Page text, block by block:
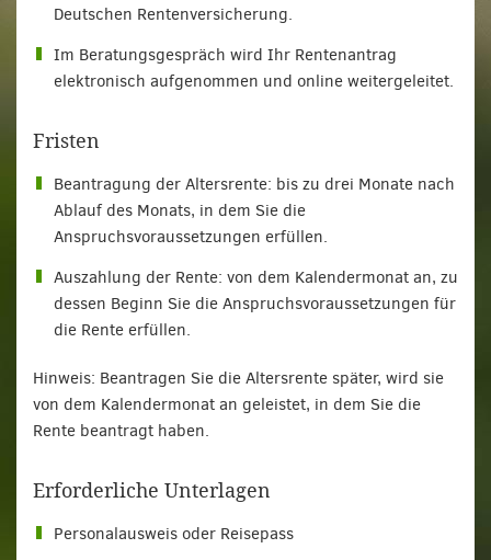
Deutschen Rentenversicherung.
Im Beratungsgespräch wird Ihr Rentenantrag
elektronisch aufgenommen und online weitergeleitet.
Fristen
Beantragung der Altersrente: bis zu drei Monate nach
Ablauf des Monats, in dem Sie die
Anspruchsvoraussetzungen erfüllen.
Auszahlung der Rente: von dem Kalendermonat an, zu
dessen Beginn Sie die Anspruchsvoraussetzungen für
die Rente erfüllen.
Hinweis: Beantragen Sie die Altersrente später, wird sie
von dem Kalendermonat an geleistet, in dem Sie die
Rente beantragt haben.
Erforderliche Unterlagen
Personalausweis oder Reisepass